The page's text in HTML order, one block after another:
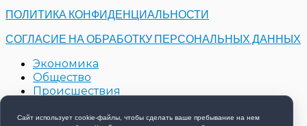
ПОЛИТИКА КОНФИДЕНЦИАЛЬНОСТИ
СОГЛАСИЕ НА ОБРАБОТКУ ПЕРСОНАЛЬНЫХ ДАННЫХ
Экономика
Общество
Происшествия
Контакты
Сайт использует cookie-файлы, чтобы сделать ваше пребывание на нем